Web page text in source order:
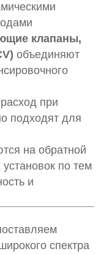
клапаны,
объединяют
при
подходят для
на обратной
по тем
и
спектра